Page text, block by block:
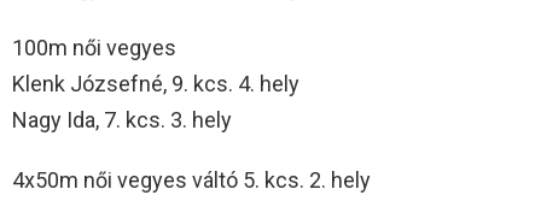
100m női vegyes
Klenk Józsefné, 9. kcs. 4. hely
Nagy Ida, 7. kcs. 3. hely
4x50m női vegyes váltó 5. kcs. 2. hely